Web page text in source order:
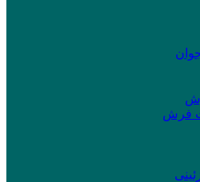
فرش